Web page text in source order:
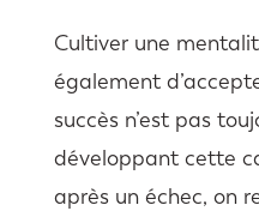
Cultiver une
également
succès n’est pas
développant cette
après un échec, on